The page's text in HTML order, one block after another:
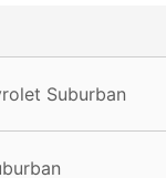
Suburban